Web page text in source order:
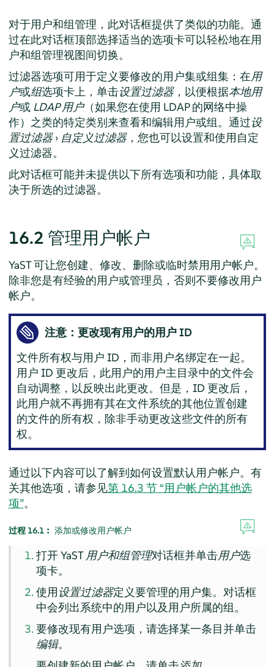
对于用户和组管理，此对话框提供了类似的功能。通
过在此对话框顶部选择适当的选项卡可以轻松地在用
户和组管理视图间切换。
过滤器选项可用于定义要修改的用户集或组集：在用
户或组选项卡上，单击设置过滤器，以便根据本地用
户或 LDAP 用户（如果您在使用 LDAP 的网络中操
作）之类的特定类别来查看和编辑用户或组。通过设
置过滤器› 自定义过滤器，您也可以设置和使用自定
义过滤器。
此对话框可能并未提供以下所有选项和功能，具体取
决于所选的过滤器。
16.2 管理用户帐户
YaST 可让您创建、修改、删除或临时禁用用户帐户。
除非您是有经验的用户或管理员，否则不要修改用户
帐户。
注意：更改现有用户的用户 ID
文件所有权与用户 ID，而非用户名绑定在一起。
用户 ID 更改后，此用户的用户主目录中的文件会
自动调整，以反映出此更改。但是，ID 更改后，
此用户就不再拥有其在文件系统的其他位置创建
的文件的所有权，除非手动更改这些文件的所有
权。
通过以下内容可以了解到如何设置默认用户帐户。有
关其他选项，请参见第 16.3 节 “用户帐户的其他选
项”。
过程 16.1︰ 添加或修改用户帐户
打开 YaST 用户和组管理对话框并单击用户选
项卡。
使用设置过滤器定义要管理的用户集。对话框
中会列出系统中的用户以及用户所属的组。
要修改现有用户选项，请选择某一条目并单击
编辑。